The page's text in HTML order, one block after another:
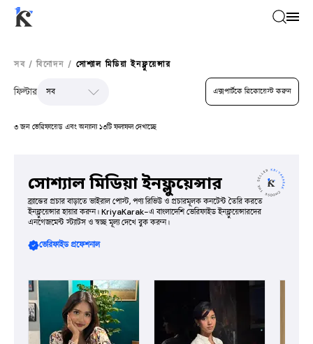
সব / বিনোদন / সোশ্যাল মিডিয়া ইনফ্লুয়েন্সার
ফিল্টার এক্সপার্টকে রিকোয়েস্ট করুন
৩ জন ভেরিফায়েড এবং অন্যান্য ১৩টি ফলাফল দেখাচ্ছে
সোশ্যাল মিডিয়া ইনফ্লুয়েন্সার
ব্র্যান্ডের প্রচার বাড়াতে ভাইরাল পোস্ট, পণ্য রিভিউ ও প্রচারমূলক কনটেন্ট তৈরি করতে
ইনফ্লুয়েন্সার হায়ার করুন। KriyaKarak-এ বাংলাদেশি ভেরিফাইড ইনফ্লুয়েন্সারদের
এনগেজমেন্ট স্ট্যাটস ও স্বচ্ছ মূল্য দেখে বুক করুন।
ভেরিফাইড প্রফেশনাল